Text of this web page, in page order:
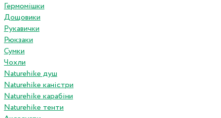
Гермомішки
Дощовики
Рукавички
Рюкзаки
Сумки
Чохли
Naturehike душ
Naturehike каністри
Naturehike карабіни
Naturehike тенти